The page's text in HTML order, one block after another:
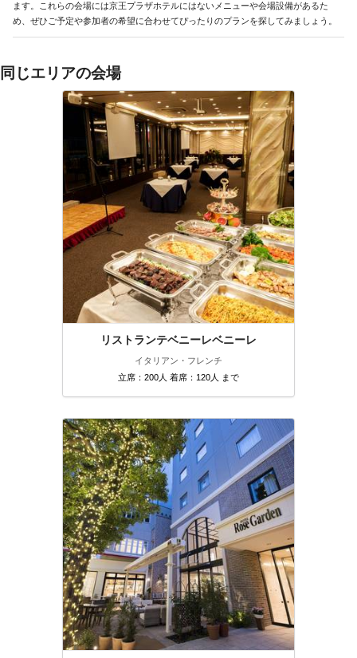
ます。これらの会場には京王プラザホテルにはないメニューや会場設備があるた
め、ぜひご予定や参加者の希望に合わせてぴったりのプランを探してみましょう。
同じエリアの会場
リストランテベニーレベニーレ
イタリアン・フレンチ
立席：200人 着席：120人 まで